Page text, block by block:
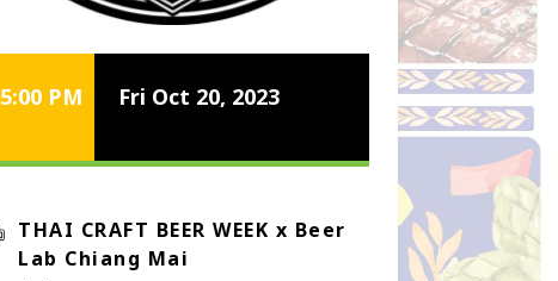
5:00 PM Fri Oct 20, 2023
THAI CRAFT BEER WEEK x Beer
Lab Chiang Mai